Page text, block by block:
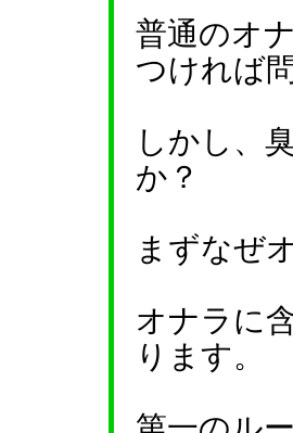
普通のオ
つければ
しかし、
か？
まずなぜ
オナラに
ります。